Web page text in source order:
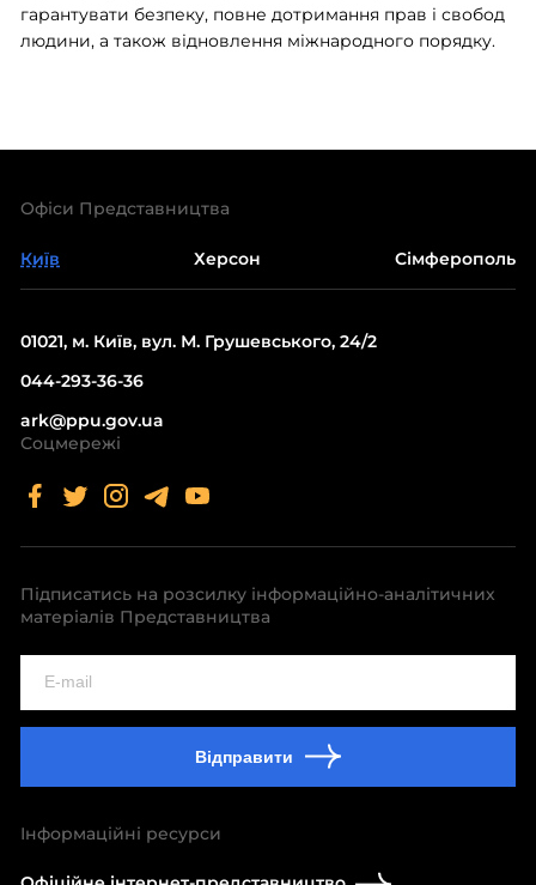
гарантувати безпеку, повне дотримання прав і свобод
людини, а також відновлення міжнародного порядку.
Офіси Представництва
Київ Херсон Сімферополь
01021, м. Київ, вул. М. Грушевського, 24/2
044-293-36-36
ark@ppu.gov.ua
Соцмережі
Підписатись на розсилку інформаційно-аналітичних
матеріалів Представництва
Відправити
Інформаційні ресурси